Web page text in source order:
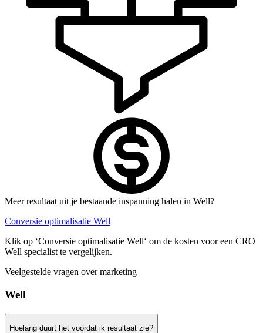
Meer resultaat uit je bestaande inspanning halen in Well?
Conversie optimalisatie Well
Klik op ‘Conversie optimalisatie Well‘ om de kosten voor een CRO
Well specialist te vergelijken.
Veelgestelde vragen over marketing
Well
Hoelang duurt het voordat ik resultaat zie?